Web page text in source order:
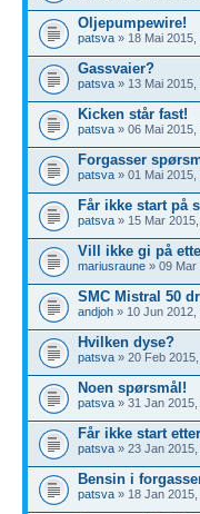
Oljepumpewire!
patsva » 18 Mai 2015,
Gassvaier?
patsva » 13 Mai 2015,
Kicken står fast!
patsva » 06 Mai 2015,
Forgasser
patsva » 01 Mai 2015,
Får ikke start på
patsva » 15 Mar
Vill ikke gi på
mariusraune » 09 Mar
SMC Mistral 50
andjoh » 10 Jun 2012,
Hvilken dyse?
patsva » 20 Feb
Noen spørsmål!
patsva » 31 Jan 2015,
Får ikke start
patsva » 23 Jan 2015,
Bensin i
patsva » 18 Jan 2015,